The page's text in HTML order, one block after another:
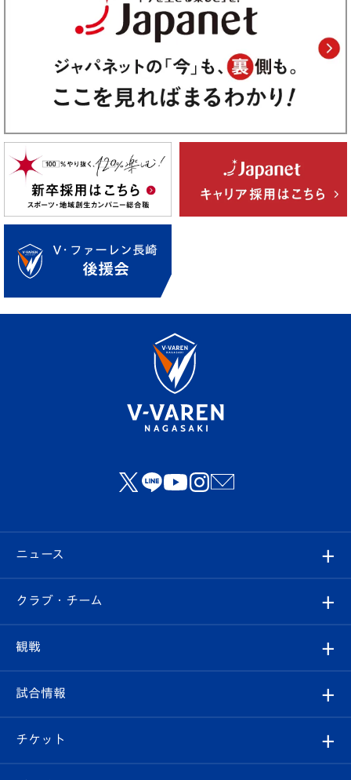
ニュース
すべて
クラブ
試合情報
クラブ・チーム
クラブ概要
エンブレム紹介
観戦
観戦ルール
はじめての観戦ガイド
試合情報
試合日程/結果
チケット